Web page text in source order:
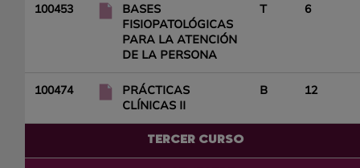
100453
BASES
FISIOPATOLÓGICAS
PARA LA ATENCIÓN
DE LA PERSONA
T 6
100474
PRÁCTICAS
CLÍNICAS II
B 12
TERCER CURSO